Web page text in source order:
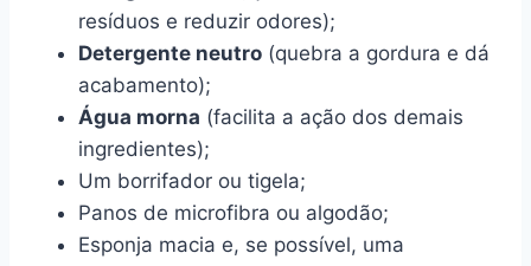
resíduos e reduzir odores);
Detergente neutro (quebra a gordura e dá
acabamento);
Água morna (facilita a ação dos demais
ingredientes);
Um borrifador ou tigela;
Panos de microfibra ou algodão;
Esponja macia e, se possível, uma